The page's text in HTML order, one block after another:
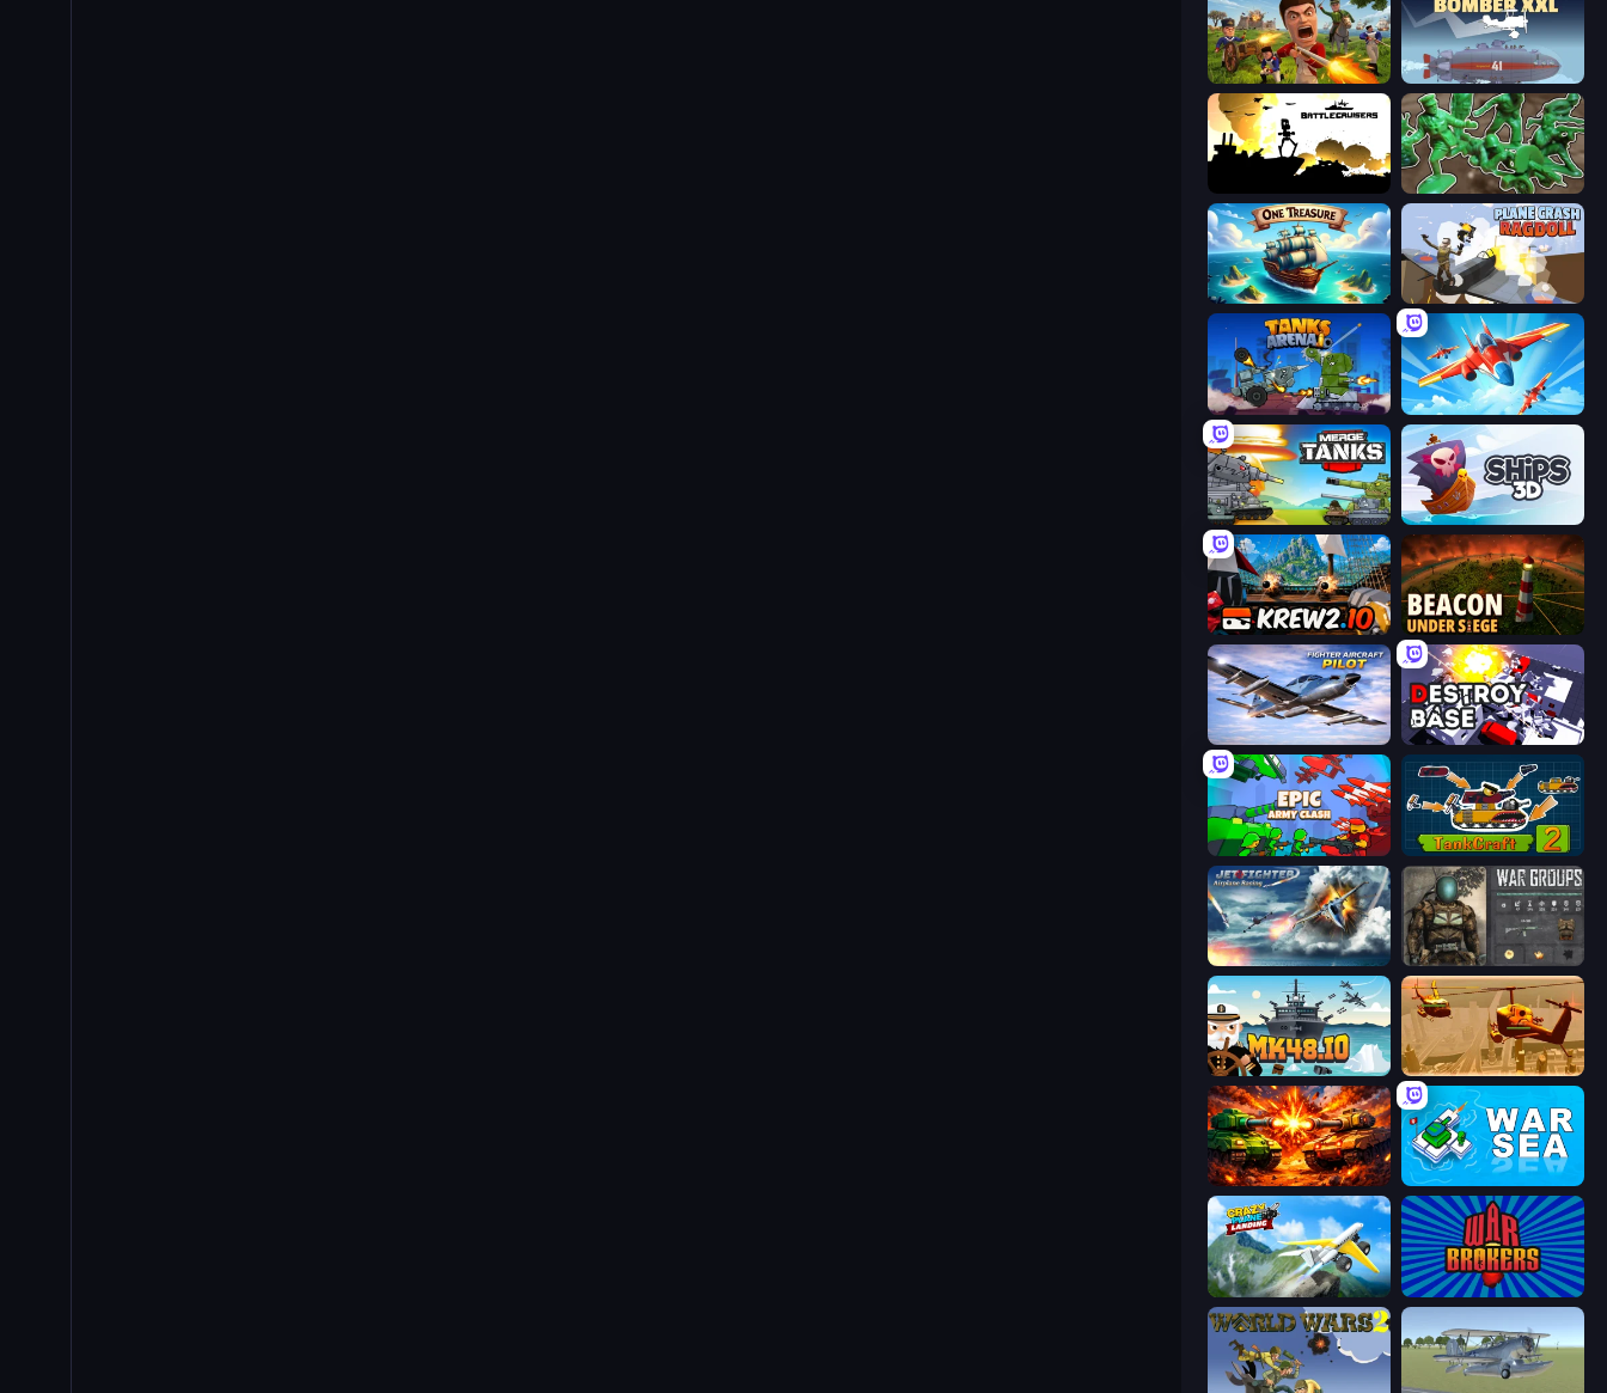
Redcoats.io Bomber XXL
Soldiers - Capture and Control!
One Treasure Plane Crash Ragdoll Simulator
Tanks Arena io: Craft & Combat Pilot Royale: Battlegrounds
Merge Master Tanks: Tank Wars Ships 3D
Krew.io Beacon Under Siege
Fighter Aircraft Pilot Destroy Base
Epic Army Clash TankCraft 2
Jet Fighter Airplane Racing War Groups
Mk48.io Seek and Destroy
War Machine Clash War Sea
Crazy Plane Landing War Brokers